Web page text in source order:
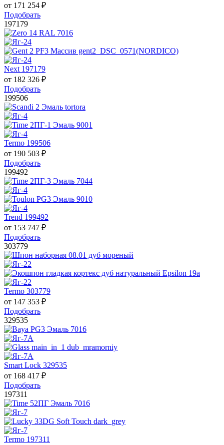
от 171 254 ₽
Подобрать
197179
Next 197179
от 182 326 ₽
Подобрать
199506
Termo 199506
от 190 503 ₽
Подобрать
199492
Trend 199492
от 153 747 ₽
Подобрать
303779
Termo 303779
от 147 353 ₽
Подобрать
329535
Smart Lock 329535
от 168 417 ₽
Подобрать
197311
Termo 197311